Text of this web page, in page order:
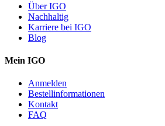
Über IGO
Nachhaltig
Karriere bei IGO
Blog
Mein IGO
Anmelden
Bestellinformationen
Kontakt
FAQ